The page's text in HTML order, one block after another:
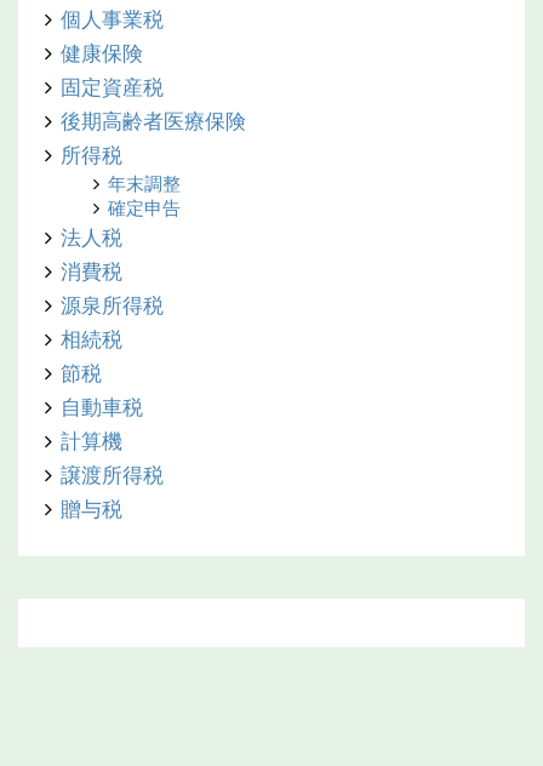
個人事業税
健康保険
固定資産税
後期高齢者医療保険
所得税
年末調整
確定申告
法人税
消費税
源泉所得税
相続税
節税
自動車税
計算機
譲渡所得税
贈与税